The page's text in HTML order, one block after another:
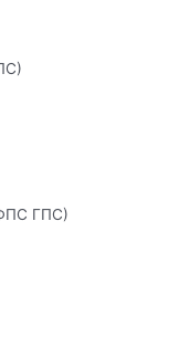
ГПС)